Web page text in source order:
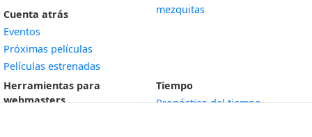
Cuenta atrás
Eventos
Próximas películas
Películas estrenadas
mezquitas
Herramientas para
webmasters
Tiempo
Pronóstico del tiempo